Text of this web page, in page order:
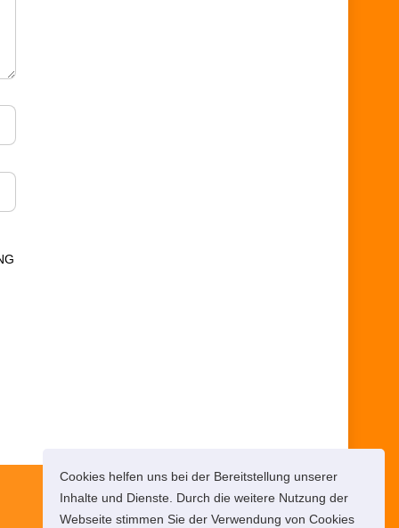
Cookies helfen uns bei der Bereitstellung unserer
Inhalte und Dienste. Durch die weitere Nutzung der
Webseite stimmen Sie der Verwendung von Cookies